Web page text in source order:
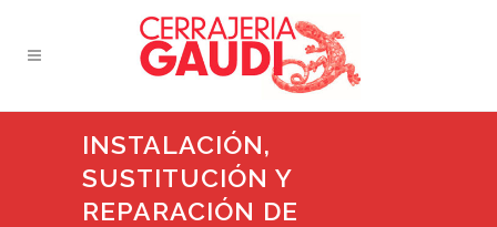
INSTALACIÓN,
SUSTITUCIÓN Y
REPARACIÓN DE